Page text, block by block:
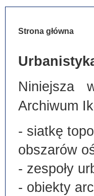
Strona główna
Niniejsza
Archiwum
- siatkę
obszarów
- zespoły
- obiekty